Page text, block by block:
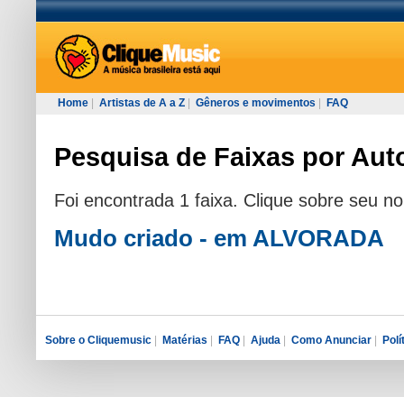
Home Artistas de A a Z Gêneros e movimentos FAQ
Pesquisa de Faixas por
Foi encontrada 1 faixa. Clique sobre seu
Mudo criado - em ALVORADA
Sobre o Cliquemusic | Matérias | FAQ | Ajuda | Como Anunciar |